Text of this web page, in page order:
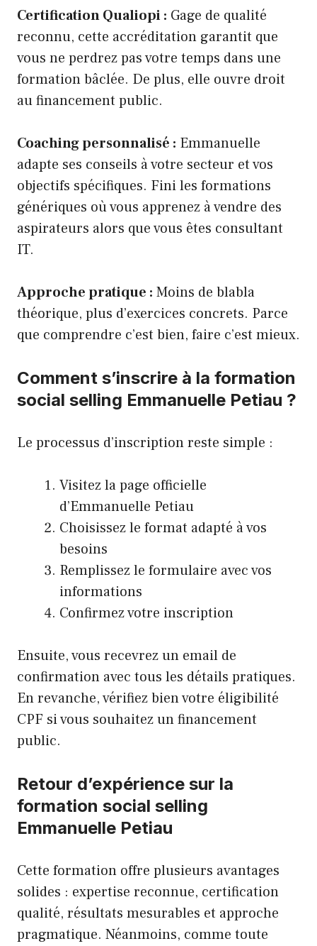
Certification Qualiopi : Gage de qualité
reconnu, cette accréditation garantit que
vous ne perdrez pas votre temps dans une
formation bâclée. De plus, elle ouvre droit
au financement public.
Coaching personnalisé : Emmanuelle
adapte ses conseils à votre secteur et vos
objectifs spécifiques. Fini les formations
génériques où vous apprenez à vendre des
aspirateurs alors que vous êtes consultant
IT.
Approche pratique : Moins de blabla
théorique, plus d’exercices concrets. Parce
que comprendre c’est bien, faire c’est mieux.
Comment s’inscrire à la formation
social selling Emmanuelle Petiau ?
Le processus d’inscription reste simple :
Visitez la page officielle
d’Emmanuelle Petiau
Choisissez le format adapté à vos
besoins
Remplissez le formulaire avec vos
informations
Confirmez votre inscription
Ensuite, vous recevrez un email de
confirmation avec tous les détails pratiques.
En revanche, vérifiez bien votre éligibilité
CPF si vous souhaitez un financement
public.
Retour d’expérience sur la
formation social selling
Emmanuelle Petiau
Cette formation offre plusieurs avantages
solides : expertise reconnue, certification
qualité, résultats mesurables et approche
pragmatique. Néanmoins, comme toute